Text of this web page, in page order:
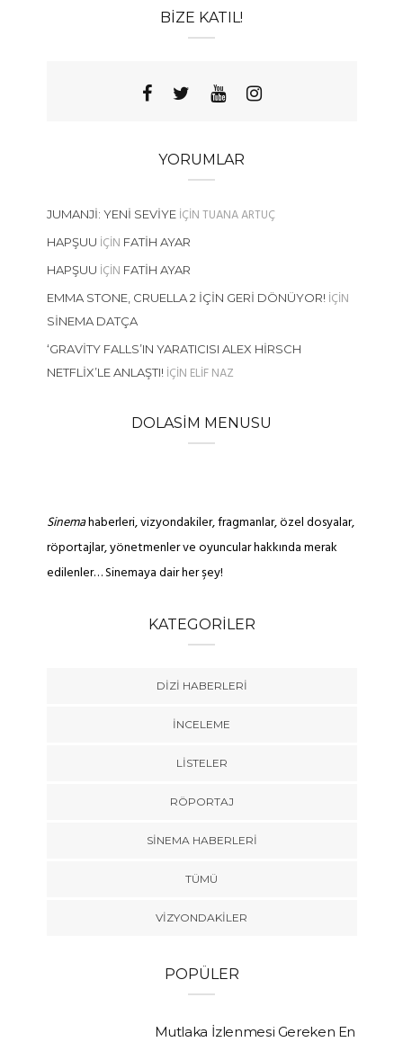
BIZE KATIL!
YORUMLAR
JUMANJI: YENI SEVIYEIÇINTUANA ARTUÇ
HAPŞUU IÇIN FATIH AYAR
HAPŞUU IÇIN FATIH AYAR
EMMA STONE, CRUELLA 2 İÇIN GERI DÖNÜYOR!IÇIN
SINEMA DATÇA
‘GRAVITY FALLS’IN YARATICISI ALEX HIRSCH
NETFLIX’LE ANLAŞTI!IÇIN ELIF NAZ
DOLASIM MENUSU
Sinemahaberleri, vizyondakiler, fragmanlar, özel dosyalar,
röportajlar, yönetmenler ve oyuncular hakkında merak
edilenler… Sinemaya dair her şey!
KATEGORILER
DIZI HABERLERI
İNCELEME
LISTELER
RÖPORTAJ
SINEMA HABERLERI
TÜMÜ
VIZYONDAKILER
POPÜLER
Mutlaka İzlenmesi Gereken En